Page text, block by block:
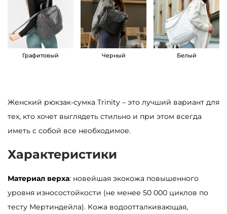
т
в
о
а
р
а
Р
к
з
а
Графитовый Черный Белый
Женский рюкзак-сумка Trinity – это лучший вариант для
тех, кто хочет выглядеть стильно и при этом всегда
иметь с собой все необходимое.
Характеристики
Материал верха: новейшая экокожа повышенного
уровня износостойкости (не менее 50 000 циклов по
тесту Мертиндейла). Кожа водоотталкивающая,